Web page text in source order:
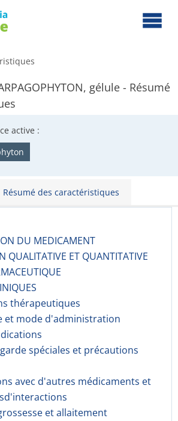
gélule - Résumé
active :
Résumé des caractéristiques
DU MEDICAMENT
QUALITATIVE ET QUANTITATIVE
thérapeutiques
et mode d'administration
spéciales et précautions
avec d'autres médicaments et
et allaitement